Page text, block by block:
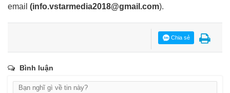
email (info.vstarmedia2018@gmail.com).
Chia sẻ
Bình luận